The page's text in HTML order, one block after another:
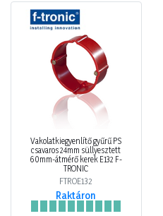
Vakolatkiegyenlítő gyűrű PS
csavaros 24mm süllyesztett
60mm-átmérő kerek E132 F-
TRONIC
FTROE132
Raktáron